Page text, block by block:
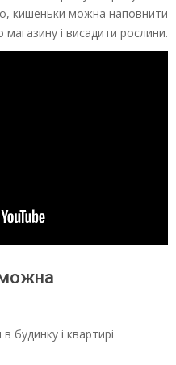
кишеньки можна наповнити
і висадити рослини.
будинку і квартирі